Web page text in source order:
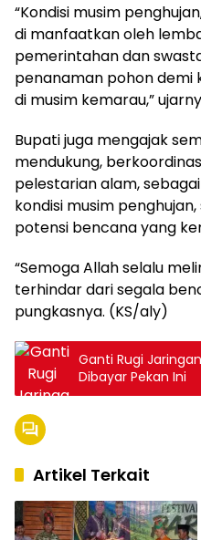
“Kondisi musim
di manfaatkan oleh
pemerintahan dan
penanaman pohon demi
di musim kemarau,”
Bupati juga mengajak
mendukung,
pelestarian alam,
kondisi musim
potensi bencana yang
“Semoga Allah selalu
terhindar dari segala
pungkasnya. (KS/aly)
Ganti Rugi
Dibayar Pekan Ini
Artikel Terkait